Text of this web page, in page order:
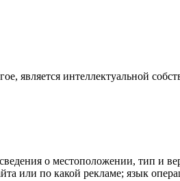
интеллектуальной
о местоположении, тип и
или по какой рекламе; язык